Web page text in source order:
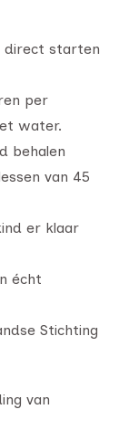
direct starten
per
water.
behalen
van 45
er klaar
écht
Stichting
van